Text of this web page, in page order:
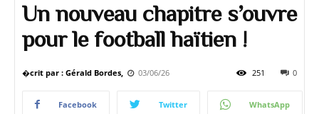
Un nouveau chapitre s’ouvre
pour le football haïtien !
�crit par : Gérald Bordes, 03/06/26 0
251
Facebook Twitter WhatsApp